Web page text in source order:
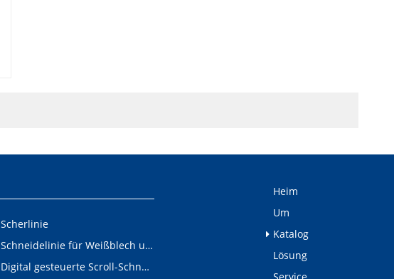
Scherlinie
Schneidelinie für Weißblech und Aluminiumschnecken
Digital gesteuerte Scroll-Schneidelinie
Heim
Um
Katalog
Lösung